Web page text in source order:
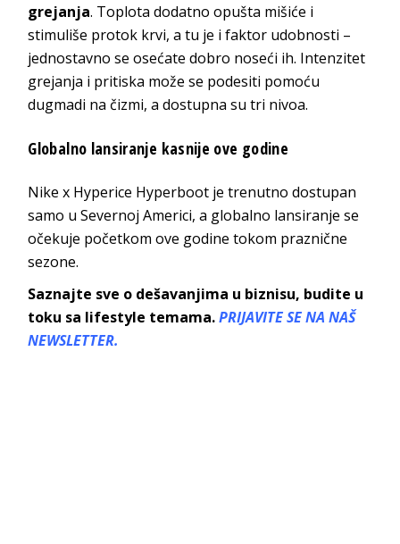
grejanja. Toplota dodatno opušta mišiće i
stimuliše protok krvi, a tu je i faktor udobnosti –
jednostavno se osećate dobro noseći ih. Intenzitet
grejanja i pritiska može se podesiti pomoću
dugmadi na čizmi, a dostupna su tri nivoa.
Globalno lansiranje kasnije ove godine
Nike x Hyperice Hyperboot je trenutno dostupan
samo u Severnoj Americi, a globalno lansiranje se
očekuje početkom ove godine tokom praznične
sezone.
Saznajte sve o dešavanjima u biznisu, budite u
toku sa lifestyle temama.PRIJAVITE SE NA NAŠ
NEWSLETTER.